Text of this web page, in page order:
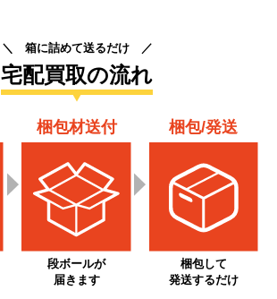
＼ 箱に詰めて送るだけ ／
宅配買取の流れ
梱包材送付
段ボールが
届きます
梱包/発送
梱包して
発送するだけ